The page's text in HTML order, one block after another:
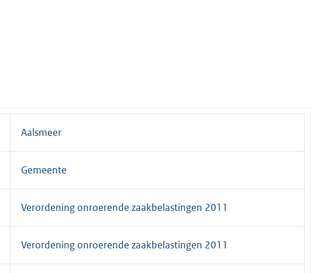
Aalsmeer
Gemeente
Verordening onroerende zaakbelastingen 2011
Verordening onroerende zaakbelastingen 2011